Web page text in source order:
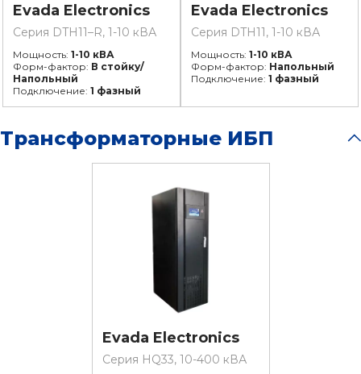
Evada Electronics
Серия DTH11–R, 1-10 кВА
Мощность: 1-10 кВА
Форм-фактор: В стойку/
Напольный
Подключение: 1 фазный
Evada Electronics
Серия DTH11, 1-10 кВА
Мощность: 1-10 кВА
Форм-фактор: Напольный
Подключение: 1 фазный
Трансформаторные ИБП
Evada Electronics
Серия HQ33, 10-400 кВА